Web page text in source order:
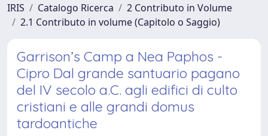
IRIS Catalogo Ricerca
2 Contributo in Volume
2.1 Contributo in volume (Capitolo o Saggio)
Garrison’s Camp a Nea Paphos -
Cipro Dal grande santuario pagano
del IV secolo a.C. agli edifici di culto
cristiani e alle grandi domus
tardoantiche